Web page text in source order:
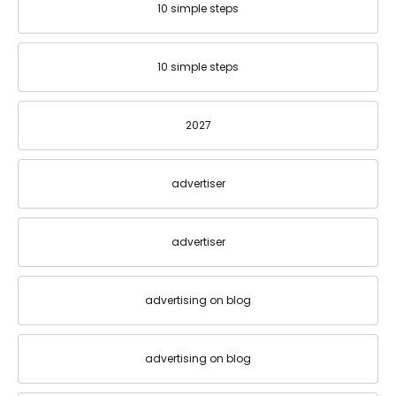
10 simple steps
10 simple steps
2027
advertiser
advertiser
advertising on blog
advertising on blog